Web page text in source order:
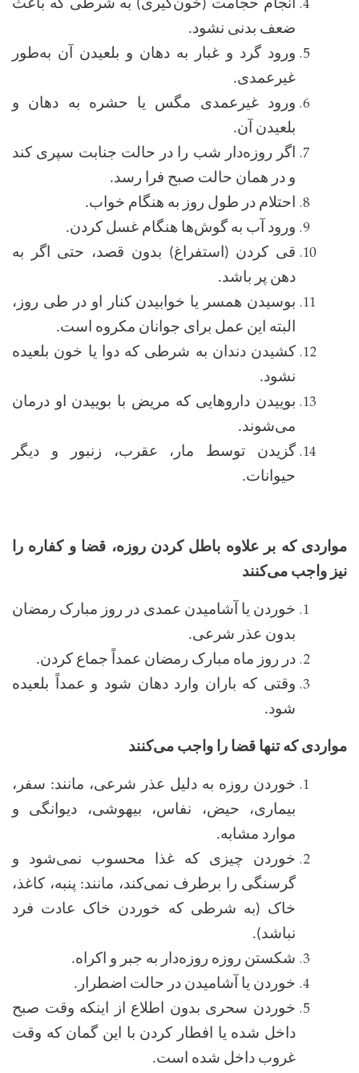
انجام حجامت (خون‌گیری) به شرطی که باعث
ضعف بدنی نشود.
ورود گرد و غبار به دهان و بلعیدن آن به‌طور
غیرعمدی.
ورود غیرعمدی مگس یا حشره به دهان و
بلعیدن آن.
اگر روزه‌دار شب را در حالت جنابت سپری کند
و در همان حالت صبح فرا رسد.
احتلام در طول روز به هنگام خواب.
ورود آب به گوش‌ها هنگام غسل کردن.
قی کردن (استفراغ) بدون قصد، حتی اگر به
دهن پر باشد.
بوسیدن همسر یا خوابیدن کنار او در طی روز،
البته این عمل برای جوانان مکروه است.
کشیدن دندان به شرطی که دوا یا خون بلعیده
نشود.
بوییدن داروهایی که مریض با بوییدن او درمان
می‌شوند.
گزیدن توسط مار، عقرب، زنبور و دیگر
حیوانات.
مواردی که بر علاوه باطل کردن روزه، قضا و کفاره را
نیز واجب می‌کنند
خوردن یا آشامیدن عمدی در روز مبارک رمضان
بدون عذر شرعی.
در روز ماه مبارک رمضان عمداً جماع کردن.
وقتی که باران وارد دهان شود و عمداً بلعیده
شود.
مواردی که تنها قضا را واجب می‌کنند
خوردن روزه به دلیل عذر شرعی، مانند: سفر،
بیماری، حیض، نفاس، بیهوشی، دیوانگی و
موارد مشابه.
خوردن چیزی که غذا محسوب نمی‌شود و
گرسنگی را برطرف نمی‌کند، مانند: پنبه، کاغذ،
خاک (به شرطی که خوردن خاک عادت فرد
نباشد).
شکستن روزه روزه‌دار به جبر و اکراه.
خوردن یا آشامیدن در حالت اضطرار .
خوردن سحری بدون اطلاع از اینکه وقت صبح
داخل شده یا افطار کردن با این گمان که وقت
غروب داخل شده است.